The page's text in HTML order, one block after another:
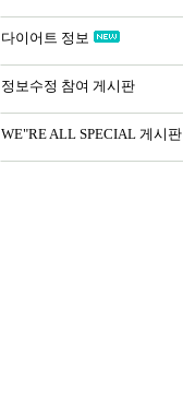
다이어트 정보
정보수정 참여 게시판
WE"RE ALL SPECIAL 게시판